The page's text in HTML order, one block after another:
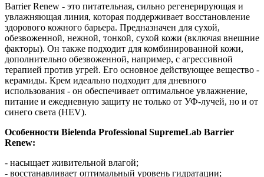
Barrier Renew - это питательная, сильно регенерирующая и
увлажняющая линия, которая поддерживает восстановление
здорового кожного барьера. Предназначен для сухой,
обезвоженной, нежной, тонкой, сухой кожи (включая внешние
факторы). Он также подходит для комбинированной кожи,
дополнительно обезвоженной, например, с агрессивной
терапией против угрей. Его основное действующее вещество -
керамиды. Крем идеально подходит для дневного
использования - он обеспечивает оптимальное увлажнение,
питание и ежедневную защиту не только от УФ-лучей, но и от
синего света (HEV).
Особенности Bielenda Professional SupremeLab Barrier
Renew:
- насыщает живительной влагой;
- восстанавливает оптимальный уровень гидратации;